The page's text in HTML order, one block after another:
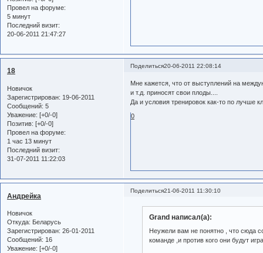
Провел на форуме:
5 минут
Последний визит:
20-06-2011 21:47:27
Поделиться20-06-2011 22:08:14
18
Новичок
Зарегистрирован: 19-06-2011
Сообщений: 5
Уважение: [+0/-0]
Позитив: [+0/-0]
Провел на форуме:
1 час 13 минут
Последний визит:
31-07-2011 11:22:03
Мне кажется, что от выступлений на
и т.д. приносят свои плоды....
Да и условия тренировок как-то по лучше
0
Поделиться21-06-2011 11:30:10
Андрейка
Новичок
Откуда: Беларусь
Зарегистрирован: 26-01-2011
Сообщений: 16
Уважение: [+0/-0]
Grand написал(а):
Неужели вам не понятно , что сюда
команде ,и против кого они будут